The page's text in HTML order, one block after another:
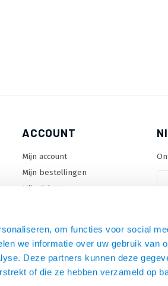
om functies voor social
we informatie over uw gebruik van
Deze partners kunnen deze
of die ze hebben verzameld op
ACCOUNT
Mijn account
Mijn bestellingen
Mijn tickets